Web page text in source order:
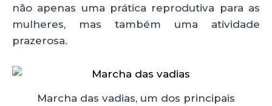
não apenas uma prática reprodutiva para as
mulheres, mas também uma atividade
prazerosa.
Marcha das vadias, um dos principais